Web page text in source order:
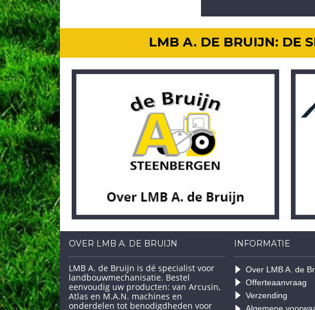
LMB A. DE BRUIJN: DE
OVER LMB A. DE BRUIJN
LMB A. de Bruijn is dé specialist voor
landbouwmechanisatie. Bestel
eenvoudig uw producten: van Arcusin,
Atlas en M.A.N. machines en
onderdelen tot benodigdheden voor
INFORMATIE
Over LMB A. de
Offerteaanvraag
Verzending